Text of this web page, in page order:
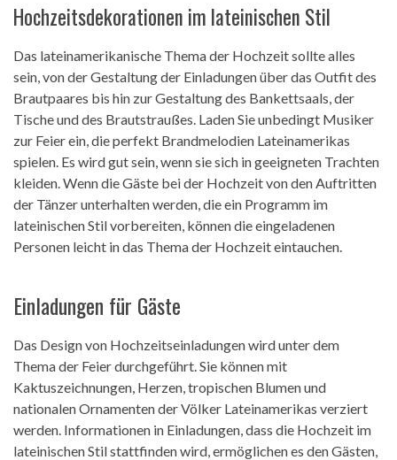
Hochzeitsdekorationen im lateinischen Stil
Das lateinamerikanische Thema der Hochzeit sollte alles
sein, von der Gestaltung der Einladungen über das Outfit des
Brautpaares bis hin zur Gestaltung des Bankettsaals, der
Tische und des Brautstraußes. Laden Sie unbedingt Musiker
zur Feier ein, die perfekt Brandmelodien Lateinamerikas
spielen. Es wird gut sein, wenn sie sich in geeigneten Trachten
kleiden. Wenn die Gäste bei der Hochzeit von den Auftritten
der Tänzer unterhalten werden, die ein Programm im
lateinischen Stil vorbereiten, können die eingeladenen
Personen leicht in das Thema der Hochzeit eintauchen.
Einladungen für Gäste
Das Design von Hochzeitseinladungen wird unter dem
Thema der Feier durchgeführt. Sie können mit
Kaktuszeichnungen, Herzen, tropischen Blumen und
nationalen Ornamenten der Völker Lateinamerikas verziert
werden. Informationen in Einladungen, dass die Hochzeit im
lateinischen Stil stattfinden wird, ermöglichen es den Gästen,